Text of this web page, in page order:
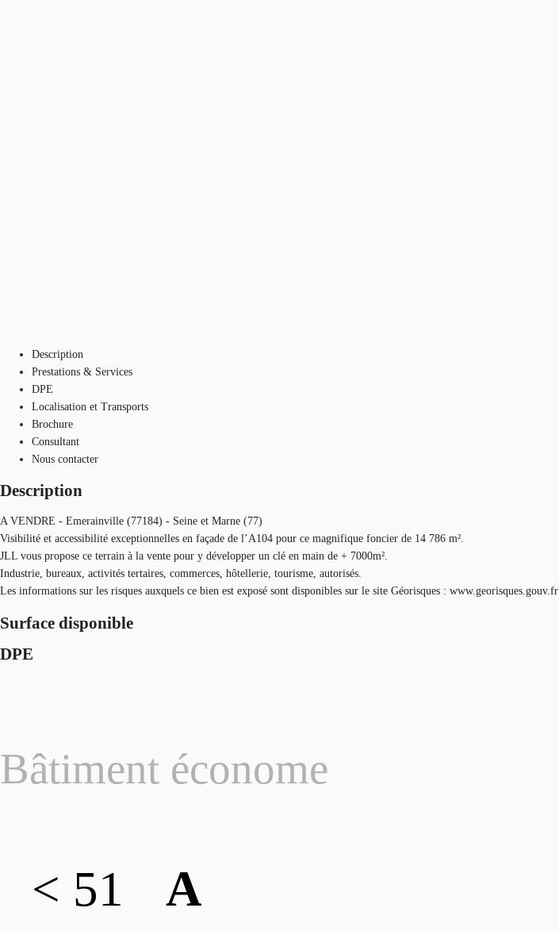
Description
Prestations & Services
DPE
Localisation et Transports
Brochure
Consultant
Nous contacter
Description
A VENDRE - Emerainville (77184) - Seine et Marne (77)
Visibilité et accessibilité exceptionnelles en façade de l’A104 pour ce magnifique foncier de 14 786 m².
JLL vous propose ce terrain à la vente pour y développer un clé en main de + 7000m².
Industrie, bureaux, activités tertaires, commerces, hôtellerie, tourisme, autorisés.
Les informations sur les risques auxquels ce bien est exposé sont disponibles sur le site Géorisques : www.georisques.gouv.fr
Surface disponible
DPE
Bâtiment économe
A
< 51